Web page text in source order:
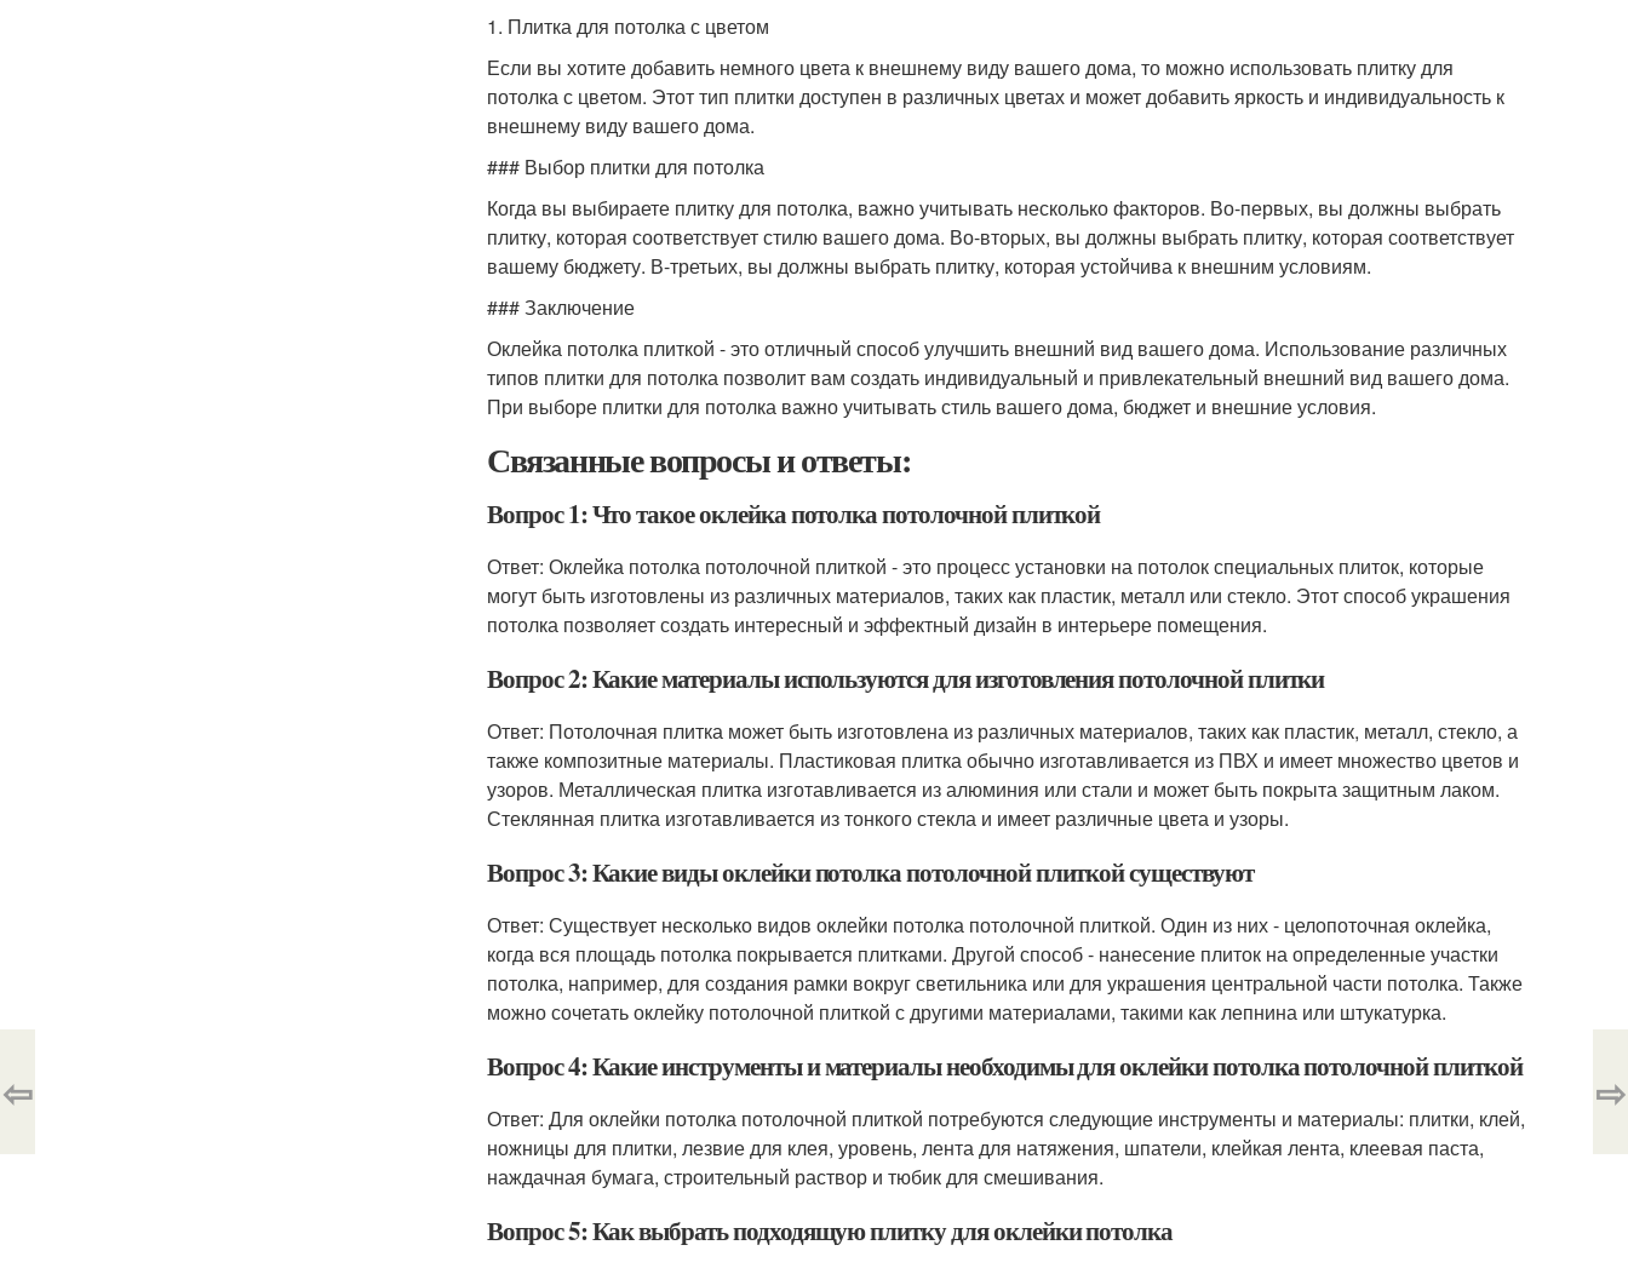
1. Плитка для потолка с цветом
Если вы хотите добавить немного цвета к внешнему виду вашего дома, то можно использовать плитку для
потолка с цветом. Этот тип плитки доступен в различных цветах и может добавить яркость и индивидуальность к
внешнему виду вашего дома.
### Выбор плитки для потолка
Когда вы выбираете плитку для потолка, важно учитывать несколько факторов. Во-первых, вы должны выбрать
плитку, которая соответствует стилю вашего дома. Во-вторых, вы должны выбрать плитку, которая соответствует
вашему бюджету. В-третьих, вы должны выбрать плитку, которая устойчива к внешним условиям.
### Заключение
Оклейка потолка плиткой - это отличный способ улучшить внешний вид вашего дома. Использование различных
типов плитки для потолка позволит вам создать индивидуальный и привлекательный внешний вид вашего дома.
При выборе плитки для потолка важно учитывать стиль вашего дома, бюджет и внешние условия.
Связанные вопросы и ответы:
Вопрос 1: Что такое оклейка потолка потолочной плиткой
Ответ: Оклейка потолка потолочной плиткой - это процесс установки на потолок специальных плиток, которые
могут быть изготовлены из различных материалов, таких как пластик, металл или стекло. Этот способ украшения
потолка позволяет создать интересный и эффектный дизайн в интерьере помещения.
Вопрос 2: Какие материалы используются для изготовления потолочной плитки
Ответ: Потолочная плитка может быть изготовлена из различных материалов, таких как пластик, металл, стекло, а
также композитные материалы. Пластиковая плитка обычно изготавливается из ПВХ и имеет множество цветов и
узоров. Металлическая плитка изготавливается из алюминия или стали и может быть покрыта защитным лаком.
Стеклянная плитка изготавливается из тонкого стекла и имеет различные цвета и узоры.
Вопрос 3: Какие виды оклейки потолка потолочной плиткой существуют
Ответ: Существует несколько видов оклейки потолка потолочной плиткой. Один из них - целопоточная оклейка,
когда вся площадь потолка покрывается плитками. Другой способ - нанесение плиток на определенные участки
потолка, например, для создания рамки вокруг светильника или для украшения центральной части потолка. Также
можно сочетать оклейку потолочной плиткой с другими материалами, такими как лепнина или штукатурка.
Вопрос 4: Какие инструменты и материалы необходимы для оклейки потолка потолочной плиткой
Ответ: Для оклейки потолка потолочной плиткой потребуются следующие инструменты и материалы: плитки, клей,
ножницы для плитки, лезвие для клея, уровень, лента для натяжения, шпатели, клейкая лента, клеевая паста,
наждачная бумага, строительный раствор и тюбик для смешивания.
Вопрос 5: Как выбрать подходящую плитку для оклейки потолка
⇦ ⇨